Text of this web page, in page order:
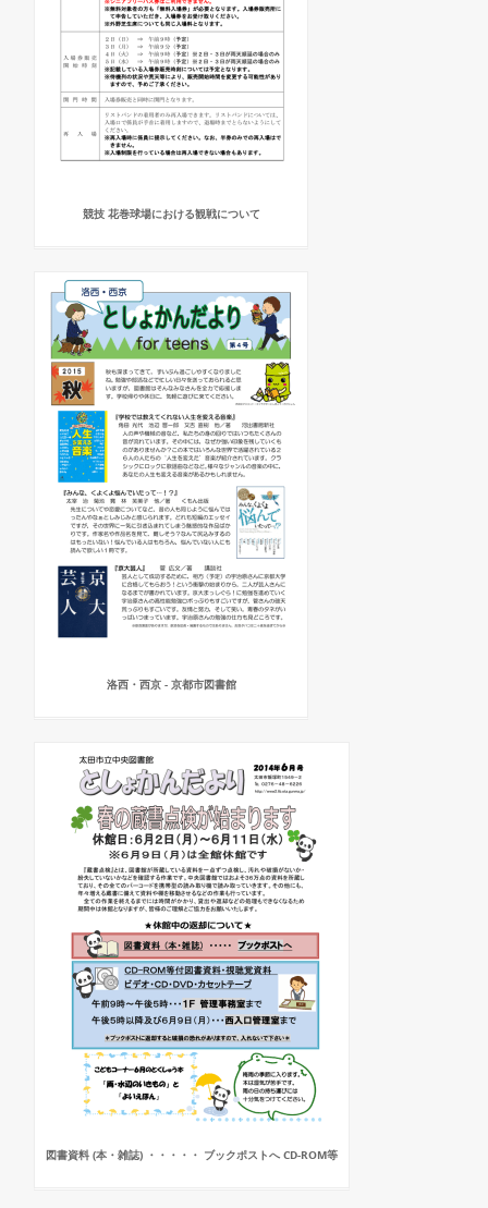
競技 花巻球場における観戦について
洛西・西京 - 京都市図書館
図書資料 (本・雑誌) ・・・・・ ブックポストへ CD-ROM等